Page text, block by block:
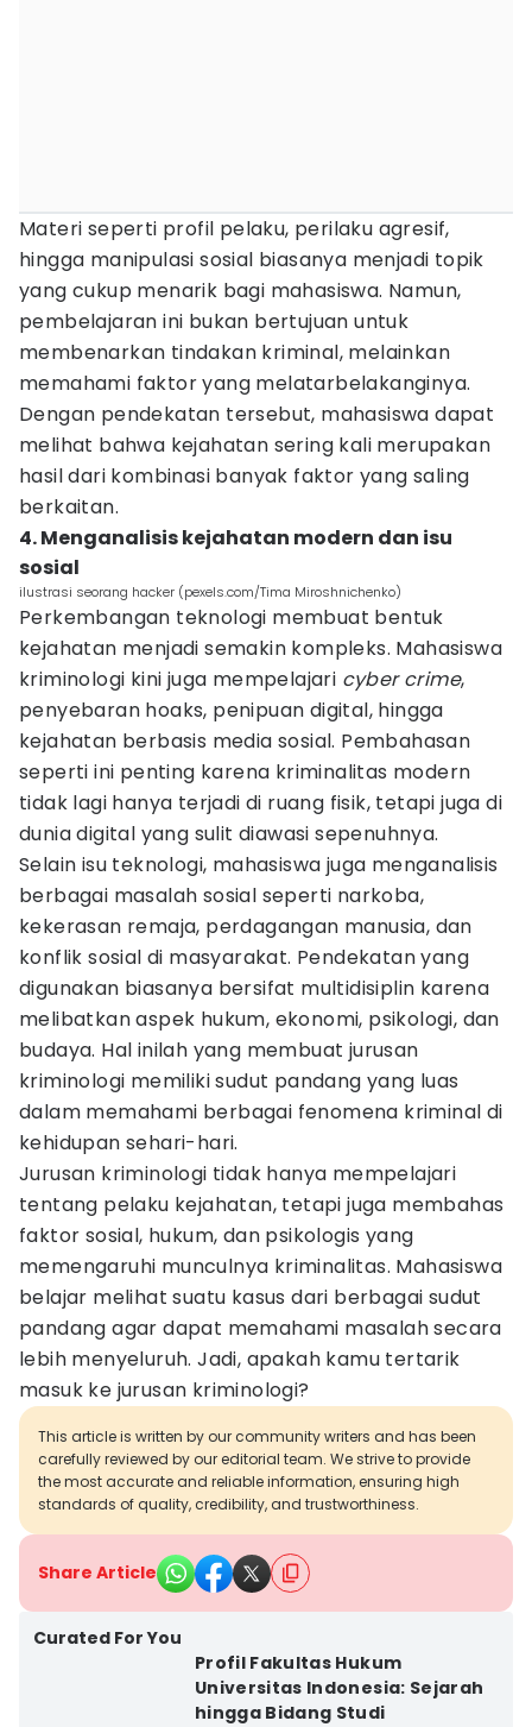
Materi seperti profil pelaku, perilaku agresif,
hingga manipulasi sosial biasanya menjadi topik
yang cukup menarik bagi mahasiswa. Namun,
pembelajaran ini bukan bertujuan untuk
membenarkan tindakan kriminal, melainkan
memahami faktor yang melatarbelakanginya.
Dengan pendekatan tersebut, mahasiswa dapat
melihat bahwa kejahatan sering kali merupakan
hasil dari kombinasi banyak faktor yang saling
berkaitan.
4. Menganalisis kejahatan modern dan isu
sosial
ilustrasi seorang hacker (pexels.com/Tima Miroshnichenko)
Perkembangan teknologi membuat bentuk
kejahatan menjadi semakin kompleks. Mahasiswa
kriminologi kini juga mempelajari cyber crime,
penyebaran hoaks, penipuan digital, hingga
kejahatan berbasis media sosial. Pembahasan
seperti ini penting karena kriminalitas modern
tidak lagi hanya terjadi di ruang fisik, tetapi juga di
dunia digital yang sulit diawasi sepenuhnya.
Selain isu teknologi, mahasiswa juga menganalisis
berbagai masalah sosial seperti narkoba,
kekerasan remaja, perdagangan manusia, dan
konflik sosial di masyarakat. Pendekatan yang
digunakan biasanya bersifat multidisiplin karena
melibatkan aspek hukum, ekonomi, psikologi, dan
budaya. Hal inilah yang membuat jurusan
kriminologi memiliki sudut pandang yang luas
dalam memahami berbagai fenomena kriminal di
kehidupan sehari-hari.
Jurusan kriminologi tidak hanya mempelajari
tentang pelaku kejahatan, tetapi juga membahas
faktor sosial, hukum, dan psikologis yang
memengaruhi munculnya kriminalitas. Mahasiswa
belajar melihat suatu kasus dari berbagai sudut
pandang agar dapat memahami masalah secara
lebih menyeluruh. Jadi, apakah kamu tertarik
masuk ke jurusan kriminologi?
This article is written by our community writers and has been
carefully reviewed by our editorial team. We strive to provide
the most accurate and reliable information, ensuring high
standards of quality, credibility, and trustworthiness.
Share Article
Curated For You
Profil Fakultas Hukum
Universitas Indonesia: Sejarah
hingga Bidang Studi